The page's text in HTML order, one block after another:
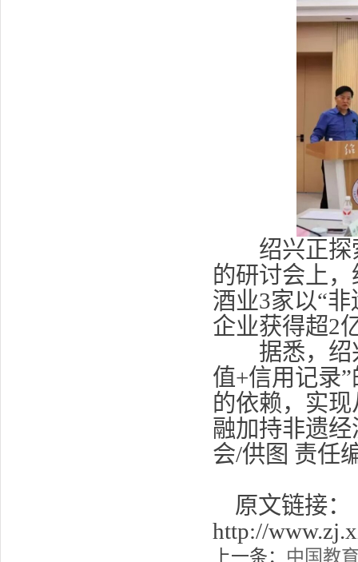
绍兴正探索
的研讨会上
酒业3家以“
企业获得超2
据悉，绍兴
值+信用记录
的依赖，实
融加持非遗
会/供图 责任
原文链接：
http://
上一条： 中国教